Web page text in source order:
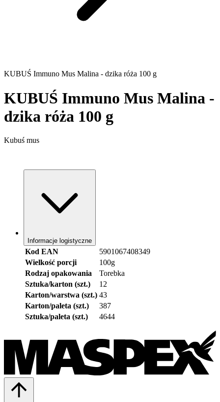
KUBUŚ Immuno Mus Malina - dzika róża 100 g
KUBUŚ Immuno Mus Malina -
dzika róża 100 g
Kubuś mus
Informacje logistyczne
Kod EAN
5901067408349
Wielkość porcji
100g
Rodzaj opakowania
Torebka
Sztuka/karton (szt.)
12
Karton/warstwa (szt.) 43
Karton/paleta (szt.)
387
Sztuka/paleta (szt.)
4644